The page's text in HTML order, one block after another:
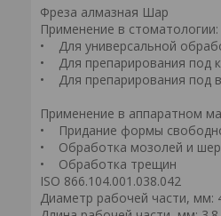
Фреза алмазная Шар
Применение в стоматологии:
• Для универсальной
• Для препарирования под
• Для препарирования под
Применение в аппаратном
• Придание формы
• Обработка мозолей и
• Обработка трещин
ISO 866.104.001.038.042
Диаметр рабочей части, мм: